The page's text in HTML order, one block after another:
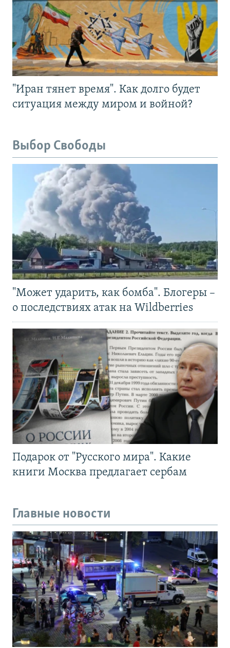
"Иран тянет время". Как долго будет
ситуация между миром и войной?
Выбор Свободы
"Может ударить, как бомба". Блогеры –
о последствиях атак на Wildberries
Подарок от "Русского мира". Какие
книги Москва предлагает сербам
Главные новости